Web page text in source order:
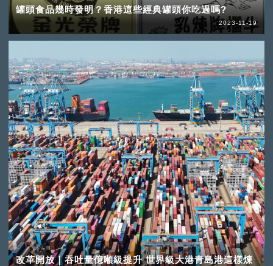
罐頭食品幾時發明？香港這些經典罐頭你吃過嗎?
2023-11-19
改革開放｜吞吐量億噸級提升 世界級大港青島港這樣煉